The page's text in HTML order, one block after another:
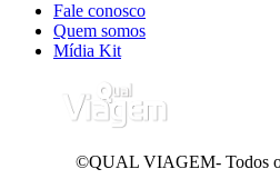
Fale conosco
Quem somos
Mídia Kit
©QUAL VIAGEM- Todos